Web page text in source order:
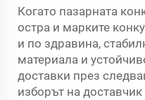
Когато пазарната
остра и марките
и по здравина,
материала и
доставки през
изборът на